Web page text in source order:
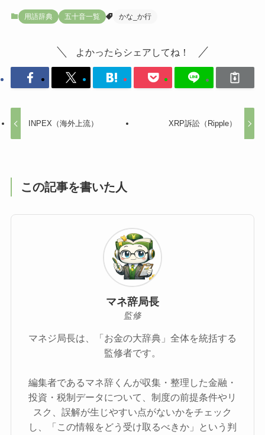
用語辞典 五十音一覧 かな_か行
よかったらシェアしてね！
INPEX（海外上流） XRP訴訟（Ripple）
この記事を書いた人
マネ辞局長
監修
マネジ局長は、「お金の大辞典」全体を統括する
監修者です。
編集者であるマネ辞くんが収集・整理した金融・
投資・税制データについて、制度の前提条件やリ
スク、誤解が生じやすい点がないかをチェック
し、「この情報をどう受け取るべきか」という判